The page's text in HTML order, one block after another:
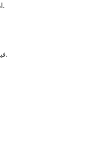
فیلترهای کابین خودرو تولید شده توسط Huachang Filter از کیفیت عالی برخوردارند و جزئیات خاص آنها به شرح زیر است.
فیلتر هواچانگ همیشه بر اساس نگرش حرفه‌ای، راه‌حل‌های یک مرحله‌ای معقول و کارآمد را در اختیار مشتریان قرار می‌دهد.